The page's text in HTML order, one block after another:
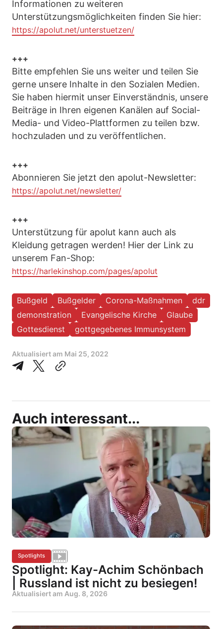
Informationen zu weiteren
Unterstützungsmöglichkeiten finden Sie hier:
https://apolut.net/unterstuetzen/
+++
Bitte empfehlen Sie uns weiter und teilen Sie
gerne unsere Inhalte in den Sozialen Medien.
Sie haben hiermit unser Einverständnis, unsere
Beiträge in Ihren eigenen Kanälen auf Social-
Media- und Video-Plattformen zu teilen bzw.
hochzuladen und zu veröffentlichen.
+++
Abonnieren Sie jetzt den apolut-Newsletter:
https://apolut.net/newsletter/
+++
Unterstützung für apolut kann auch als
Kleidung getragen werden! Hier der Link zu
unserem Fan-Shop:
https://harlekinshop.com/pages/apolut
Bußgeld Bußgelder Corona-Maßnahmen
ddr
demonstration
Evangelische Kirche
Glaube
Gottesdienst
gottgegebenes Immunsystem
Aktualisiert am Mai 25, 2022
Auch interessant...
Spotlights
Spotlight: Kay-Achim Schönbach
| Russland ist nicht zu besiegen!
Aktualisiert am Aug. 8, 2026